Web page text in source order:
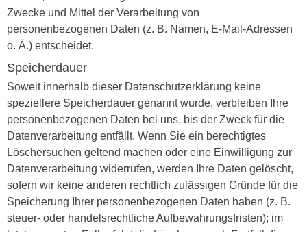
Zwecke und Mittel der Verarbeitung von
personenbezogenen Daten (z. B. Namen, E-Mail-Adressen
o. Ä.) entscheidet.
Speicherdauer
Soweit innerhalb dieser Datenschutzerklärung keine
speziellere Speicherdauer genannt wurde, verbleiben Ihre
personenbezogenen Daten bei uns, bis der Zweck für die
Datenverarbeitung entfällt. Wenn Sie ein berechtigtes
Löschersuchen geltend machen oder eine Einwilligung zur
Datenverarbeitung widerrufen, werden Ihre Daten gelöscht,
sofern wir keine anderen rechtlich zulässigen Gründe für die
Speicherung Ihrer personenbezogenen Daten haben (z. B.
steuer- oder handelsrechtliche Aufbewahrungsfristen); im